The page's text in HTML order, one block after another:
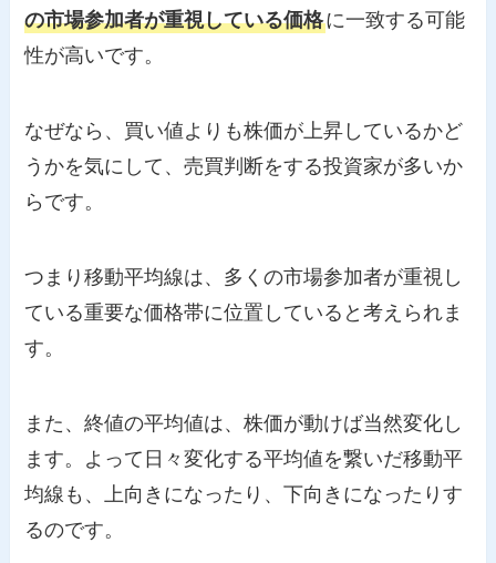
の市場参加者が重視している価格に一致する可能
性が高いです。
なぜなら、買い値よりも株価が上昇しているかど
うかを気にして、売買判断をする投資家が多いか
らです。
つまり移動平均線は、多くの市場参加者が重視し
ている重要な価格帯に位置していると考えられま
す。
また、終値の平均値は、株価が動けば当然変化し
ます。よって日々変化する平均値を繋いだ移動平
均線も、上向きになったり、下向きになったりす
るのです。